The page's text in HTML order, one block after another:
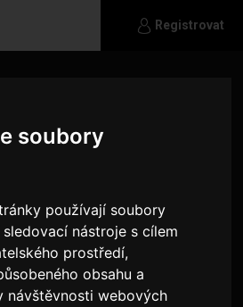
soubory
používají soubory
nástroje s cílem
prostředí,
obsahu a
návštěvnosti webových
Registrovat